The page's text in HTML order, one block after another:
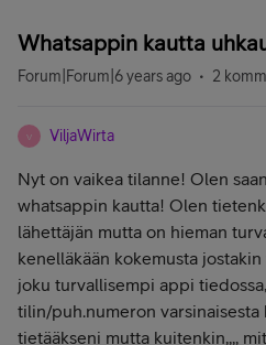
Whatsappin kautta
Forum|Forum|6 years ago 2
V ViljaWirta
Nyt on vaikea tilanne! Olen
whatsappin kautta! Olen
lähettäjän mutta on hieman
kenelläkään kokemusta
joku turvallisempi appi
tilin/puh.numeron varsinaisesta
tietääkseni mutta kuitenkin,,,,